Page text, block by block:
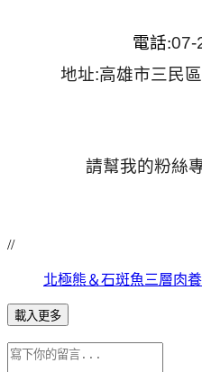
電話:07-
地址:高雄市三民
請幫我的粉絲
//
北極熊＆石斑魚三層肉
載入更多